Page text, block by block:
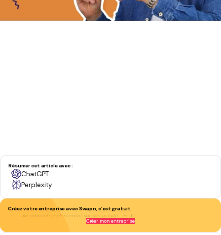
Résumer cet article avec :
ChatGPT
Perplexity
Créez votre entreprise avec Swapn,c’est gratuit
Se concentrer pleinement sur son activité - Phil T.
Créer mon entreprise